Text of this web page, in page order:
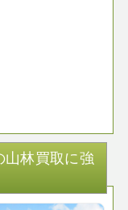
林買取に強